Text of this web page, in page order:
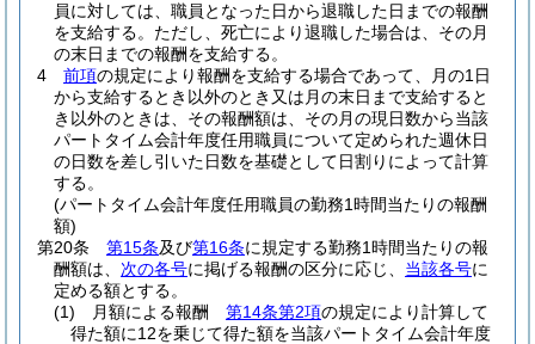
員に対しては、職員となった日から退職した日までの報酬
を支給する。 ただし、死亡により退職した場合は、その月
の末日までの報酬を支給する。
4
前項の規定により報酬を支給する場合であって、月の1日
から支給するとき以外のとき又は月の末日まで支給すると
き以外のときは、その報酬額は、その月の現日数から当該
パートタイム会計年度任用職員について定められた週休日
の日数を差し引いた日数を基礎として日割りによって計算
する。
(パートタイム会計年度任用職員の勤務1時間当たりの報酬
額)
第20条
第15条及び第16条に規定する勤務1時間当たりの報
酬額は、 次の各号に掲げる報酬の区分に応じ、 当該各号に
定める額とする。
(1)
月額による報酬 第14条第2項の規定により計算して
得た額に12を乗じて得た額を当該パートタイム会計年度